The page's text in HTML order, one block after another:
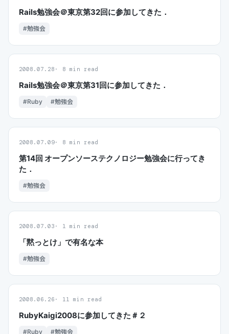
Rails勉強会＠東京第32回に参加してきた．
#勉強会
2008.07.28 8 min read
Rails勉強会＠東京第31回に参加してきた．
#Ruby #勉強会
2008.07.09 8 min read
第14回 オープンソーステクノロジー勉強会に行ってき
た．
#勉強会
2008.07.03 1 min read
「黙っとけ」で有名な本
#勉強会
2008.06.26 11 min read
RubyKaigi2008に参加してきた＃２
#Ruby #勉強会